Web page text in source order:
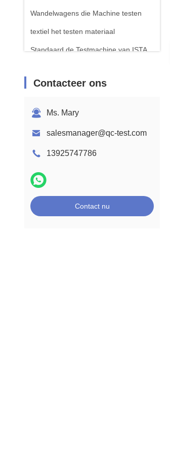
Wandelwagens die Machine testen
textiel het testen materiaal
Standaard de Testmachine van ISTA
Chemische analysemachine
ontvlambaarheid
Contacteer ons
Ms. Mary
salesmanager@qc-test.com
13925747786
Contact nu